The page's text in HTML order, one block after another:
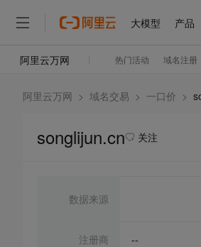
阿里云万网 > 域名交易 > 一口价 >
songlijun.cn 关注
数据来源
注册商 --